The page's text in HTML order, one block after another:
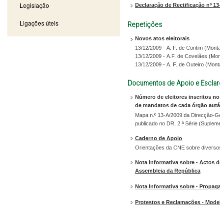
Declaração de Rectificação nº
Repetições
Novos atos eleitorais
13/12/2009 - A. F. de Contim
13/12/2009 - A.F. de Covelães
13/12/2009 - A. F. de Outeiro
Documentos de Apoio e
Número de eleitores inscritos
de mandatos de cada órgão
Mapa n.º 13-A/2009 da Direcção-
publicado no DR, 2.ª Série
Caderno de Apoio
Orientações da CNE sobre
Nota Informativa sobre - Actos
Assembleia da República
Nota Informativa sobre -
Protestos e Reclamações -
Legislação
Ligações úteis